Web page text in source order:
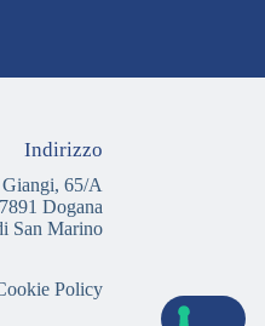
Indirizzo
65/A
Dogana
San Marino
Policy